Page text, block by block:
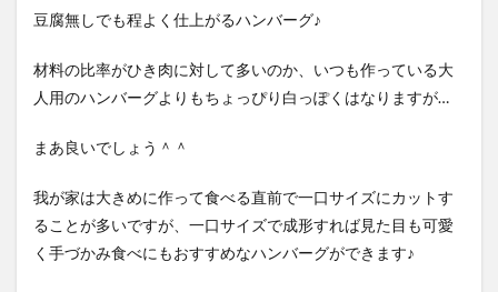
豆腐無しでも程よく仕上がるハンバーグ♪
材料の比率がひき肉に対して多いのか、いつも作っている大
人用のハンバーグよりもちょっぴり白っぽくはなりますが…
まあ良いでしょう＾＾
我が家は大きめに作って食べる直前で一口サイズにカットす
ることが多いですが、一口サイズで成形すれば見た目も可愛
く手づかみ食べにもおすすめなハンバーグができます♪